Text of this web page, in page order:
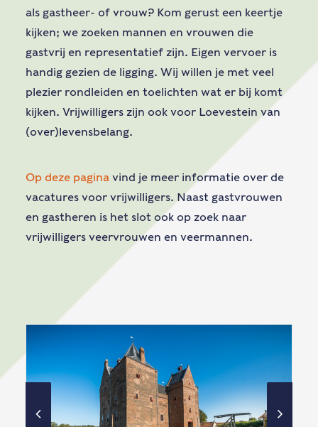
als gastheer- of vrouw? Kom gerust een keertje
kijken; we zoeken mannen en vrouwen die
gastvrij en representatief zijn. Eigen vervoer is
handig gezien de ligging. Wij willen je met veel
plezier rondleiden en toelichten wat er bij komt
kijken. Vrijwilligers zijn ook voor Loevestein van
(over)levensbelang.
Op deze pagina vind je meer informatie over de
vacatures voor vrijwilligers. Naast gastvrouwen
en gastheren is het slot ook op zoek naar
vrijwilligers veervrouwen en veermannen.